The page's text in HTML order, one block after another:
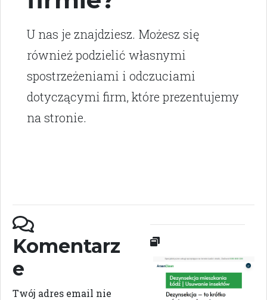
U nas je znajdziesz. Możesz się
również podzielić własnymi
spostrzeżeniami i odczuciami
dotyczącymi firm, które prezentujemy
na stronie.
Komentarz
e
Twój adres email nie